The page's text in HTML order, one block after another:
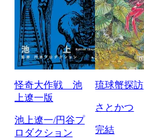
怪奇大作戦 池
上遼一版
池上遼一/円谷プ
ロダクション
琉球蟹探訪
さとかつ
完結